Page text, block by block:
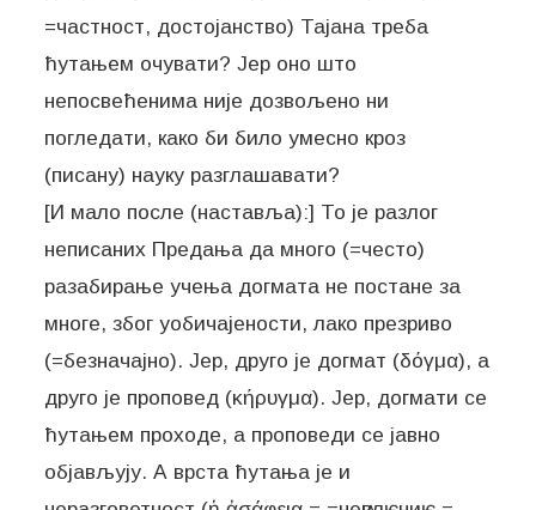
=частност, достојанство) Тајана треба
ћутањем очувати? Јер оно што
непосвећенима није дозвољено ни
погледати, како би било умесно кроз
(писану) науку разглашавати?
[И мало после (наставља):] То је разлог
неписаних Предања да много (=често)
разабирање учења догмата не постане за
многе, због уобичајености, лако презриво
(=безначајно). Јер, друго је догмат (δόγμα), а
друго је проповед (κήρυγμα). Јер, догмати се
ћутањем проходе, а проповеди се јавно
објављују. А врста ћутања је и